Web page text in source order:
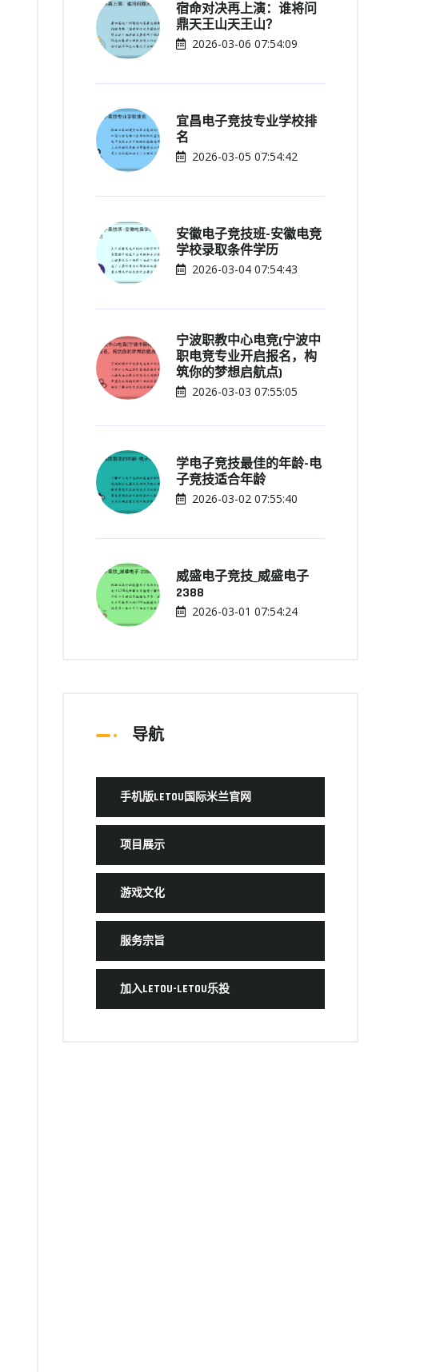
宿命对决再上演：谁将问
鼎天王山天王山？
2026-03-06 07:54:09
宜昌电子竞技专业学校排
名
2026-03-05 07:54:42
安徽电子竞技班-安徽电竞
学校录取条件学历
2026-03-04 07:54:43
宁波职教中心电竞(宁波中
职电竞专业开启报名，构
筑你的梦想启航点)
2026-03-03 07:55:05
学电子竞技最佳的年龄-电
子竞技适合年龄
2026-03-02 07:55:40
威盛电子竞技_威盛电子
2388
2026-03-01 07:54:24
导航
手机版LETOU国际米兰官网
项目展示
游戏文化
服务宗旨
加入LETOU-LETOU乐投